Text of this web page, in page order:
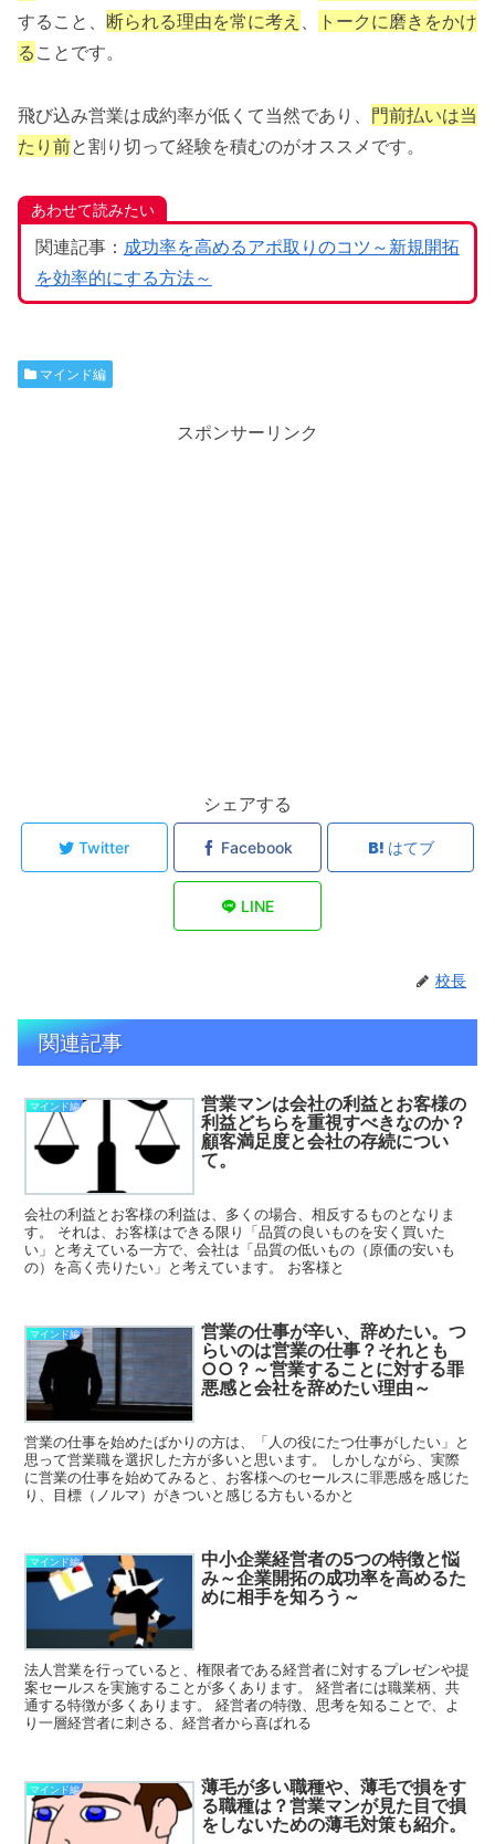
すること、 断られる理由を常に考え 、
トークに磨きをかけ
る ことです。
飛び込み営業は成約率が低くて当然であり、 門前払いは当
たり前と割り切って経験を積むのがオススメです。
あわせて読みたい
関連記事： 成功率を高めるアポ取りのコツ～ 新規開拓
を効率的にする方法～
マインド編
スポンサーリンク
シェアする
Twitter Facebook はてブ
LINE
校長
関連記事
マインド編
営業マンは会社の利益とお客様の
利益どちらを重視すべきなのか？
顧客満足度と会社の存続につい
て。
会社の利益とお客様の利益は、多くの場合、相反するものとなりま
す。 それは、お客様はできる限り「品質の良いものを安く買いた
い」と考えている一方で、会社は「品質の低いもの（原価の安いも
の）を高く売りたい」と考えています。 お客様と
マインド編
営業の仕事が辛い、辞めたい。つ
らいのは営業の仕事？それとも
○○？～営業することに対する罪
悪感と会社を辞めたい理由～
営業の仕事を始めたばかりの方は、「人の役にたつ仕事がしたい」と
思って営業職を選択した方が多いと思います。 しかしながら、実際
に営業の仕事を始めてみると、お客様へのセールスに罪悪感を感じた
り、目標（ノルマ）がきついと感じる方もいるかと
マインド編
中小企業経営者の5つの特徴と悩
み～企業開拓の成功率を高めるた
めに相手を知ろう～
法人営業を行っていると、権限者である経営者に対するプレゼンや提
案セールスを実施することが多くあります。 経営者には職業柄、共
通する特徴が多くあります。 経営者の特徴、思考を知ることで、よ
り一層経営者に刺さる、経営者から喜ばれる
マインド編
薄毛が多い職種や、薄毛で損をす
る職種は？営業マンが見た目で損
をしないための薄毛対策も紹介。